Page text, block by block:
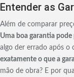
Entender as
Além de comparar
Uma boa garantia
algo der errado após o
exatamente o que a
mão de obra? E por